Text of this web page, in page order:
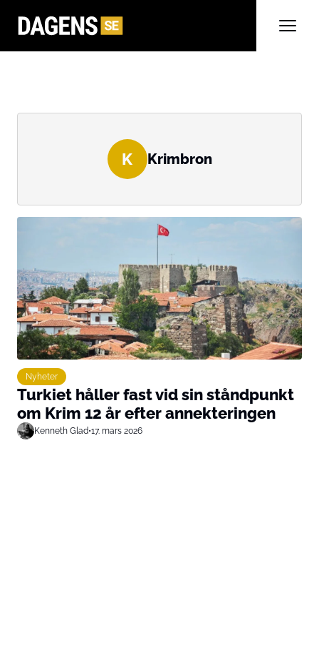
K Krimbron
Nyheter
Turkiet håller fast vid sin ståndpunkt
om Krim 12 år efter annekteringen
Kenneth Glad•17. mars 2026